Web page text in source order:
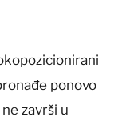
ponovo
završi u